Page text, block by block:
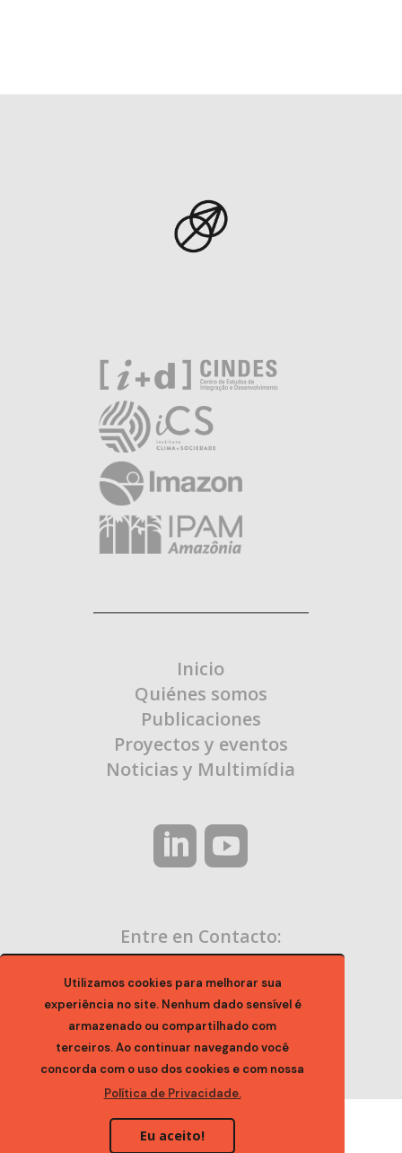
Utilizamos cookies para melhorar sua
experiência no site. Nenhum dado sensível é
armazenado ou compartilhado com
terceiros. Ao continuar navegando você
concorda com o uso dos cookies e com nossa
Política de Privacidade.
Eu aceito!
Inicio
Quiénes somos
Publicaciones
Proyectos y eventos
Noticias y Multimídia
Entre en Contacto: